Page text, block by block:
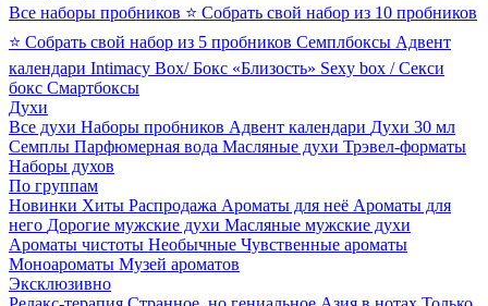
Все наборы пробников ⭐ Собрать свой набор из 10 пробников
⭐ Собрать свой набор из 5 пробников Семплбоксы Адвент
календари Intimacy Box/ Бокс «Близость» Sexy box / Секси
бокс Смартбоксы
Духи
Все духи Наборы пробников Адвент календари Духи 30 мл
Семплы Парфюмерная вода Масляные духи Трэвел-форматы
Наборы духов
По группам
Новинки Хиты Распродажа Ароматы для неё Ароматы для
него Дорогие мужские духи Масляные мужские духи
Ароматы чистоты Необычные Чувственные ароматы
Моноароматы Музей ароматов
Эксклюзивно